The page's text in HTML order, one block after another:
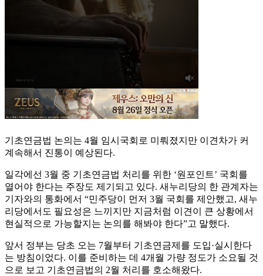
기초연금법 논의는 4월 임시국회로 미뤄졌지만 이견차가 커
계속해서 진통이 예상된다.
일각에선 3월 중 기초연금법 처리를 위한 ‘원포인트’ 국회를
열어야 한다는 주장도 제기되고 있다. 새누리당의 한 관계자는
기자와의 통화에서 “민주당이 먼저 3월 국회를 제안했고, 새누
리당에서도 필요성은 느끼지만 지금처럼 이견이 큰 상황에서
현실적으로 가능할지는 논의를 해봐야 한다”고 말했다.
앞서 정부는 당초 오는 7월부터 기초연금제를 도입·실시한다
는 방침이었다. 이를 준비하는 데 4개월 가량 정도가 소요될 것
으로 보고 기초연금법의 2월 처리를 호소해왔다.